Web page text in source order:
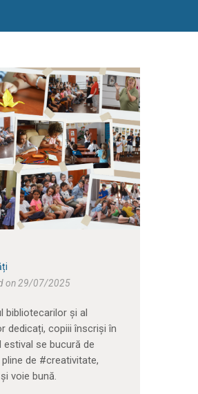
on 29/07/2025
bibliotecarilor și al
dedicați, copiii înscriși în
estival se bucură de
de #creativitate,
voie bună.